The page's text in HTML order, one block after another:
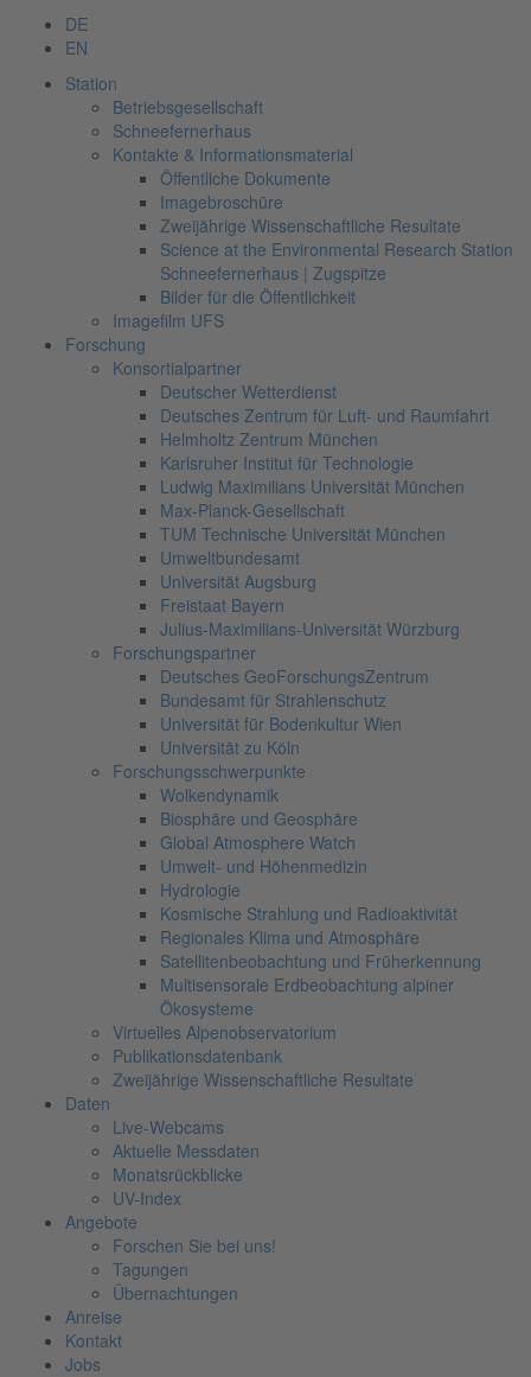
DE
EN
Station
Betriebsgesellschaft
Schneefernerhaus
Kontakte & Informationsmaterial
Öffentliche Dokumente
Imagebroschüre
Zweijährige Wissenschaftliche Resultate
Science at the Environmental Research Station
Schneefernerhaus | Zugspitze
Bilder für die Öffentlichkeit
Imagefilm UFS
Forschung
Konsortialpartner
Deutscher Wetterdienst
Deutsches Zentrum für Luft- und Raumfahrt
Helmholtz Zentrum München
Karlsruher Institut für Technologie
Ludwig Maximilians Universität München
Max-Planck-Gesellschaft
TUM Technische Universität München
Umweltbundesamt
Universität Augsburg
Freistaat Bayern
Julius-Maximilians-Universität Würzburg
Forschungspartner
Deutsches GeoForschungsZentrum
Bundesamt für Strahlenschutz
Universität für Bodenkultur Wien
Universität zu Köln
Forschungsschwerpunkte
Wolkendynamik
Biosphäre und Geosphäre
Global Atmosphere Watch
Umwelt- und Höhenmedizin
Hydrologie
Kosmische Strahlung und Radioaktivität
Regionales Klima und Atmosphäre
Satellitenbeobachtung und Früherkennung
Multisensorale Erdbeobachtung alpiner
Ökosysteme
Virtuelles Alpenobservatorium
Publikationsdatenbank
Zweijährige Wissenschaftliche Resultate
Daten
Live-Webcams
Aktuelle Messdaten
Monatsrückblicke
UV-Index
Angebote
Forschen Sie bei uns!
Tagungen
Übernachtungen
Anreise
Kontakt
Jobs